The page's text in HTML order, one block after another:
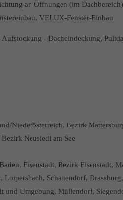
an Öffnungen (im
VELUX-Fenster-Einbau
- Dacheindeckung,
Niederösterreich, Bezirk
Neusiedl am See
Eisenstadt, Bezirk Eisenstadt,
Schattendorf,
und Umgebung, Müllendorf,